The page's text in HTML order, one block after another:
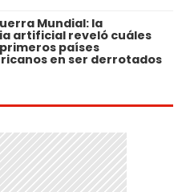
Mundial: la
artificial reveló cuáles
países
en ser derrotados